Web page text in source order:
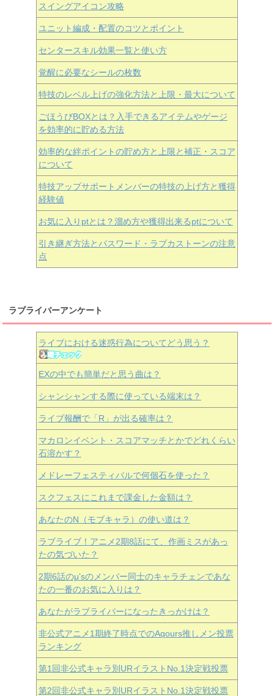
スイングアイコン攻略
ユニット編成・配置のコツとポイント
センタースキル効果一覧と使い方
覚醒に必要なシールの枚数
特技のレベル上げの強化方法と上限・最大について
ごほうびBOXとは？入手できるアイテムやゲージ
を効率的に貯める方法
効率的な絆ポイントの貯め方と上限と補正・スコア
について
特技アップサポートメンバーの特技の上げ方と獲得
経験値
お気に入りptとは？溜め方や獲得出来るptについて
引き継ぎ方法とパスワード・ラブカストーンの注意
点
ラブライバーアンケート
ライブにおける迷惑行為についてどう思う？
EXの中でも簡単だと思う曲は？
シャンシャンする際に使っている端末は？
ライブ報酬で「R」が出る確率は？
マカロンイベント・スコアマッチとかでどれくらい
石溶かす？
メドレーフェスティバルで何個石を使った？
スクフェスにこれまで課金した金額は？
あなたのN（モブキャラ）の使い道は？
ラブライブ！アニメ2期8話にて、作画ミスがあっ
たの気づいた？
2期6話のμ’sのメンバー同士のキャラチェンであな
たの一番のお気に入りは？
あなたがラブライバーになったきっかけは？
非公式アニメ1期終了時点でのAqours推しメン投票
ランキング
第1回非公式キャラ別URイラストNo.1決定戦投票
第2回非公式キャラ別URイラストNo.1決定戦投票